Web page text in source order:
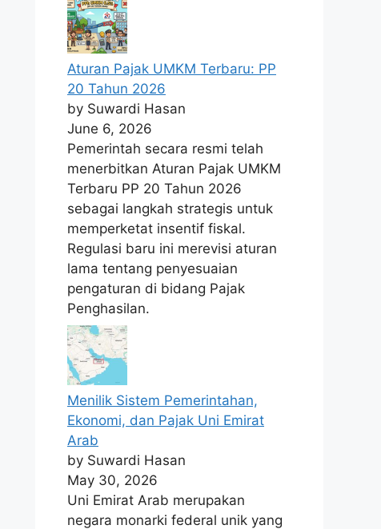
Aturan Pajak UMKM Terbaru: PP
20 Tahun 2026
by Suwardi Hasan
June 6, 2026
Pemerintah secara resmi telah
menerbitkan Aturan Pajak UMKM
Terbaru PP 20 Tahun 2026
sebagai langkah strategis untuk
memperketat insentif fiskal.
Regulasi baru ini merevisi aturan
lama tentang penyesuaian
pengaturan di bidang Pajak
Penghasilan.
Menilik Sistem Pemerintahan,
Ekonomi, dan Pajak Uni Emirat
Arab
by Suwardi Hasan
May 30, 2026
Uni Emirat Arab merupakan
negara monarki federal unik yang